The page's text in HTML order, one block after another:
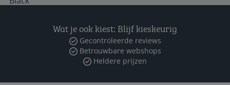
Wat je ook kiest: Blijf kieskeurig
Gecontroleerde reviews
Betrouwbare webshops
Heldere prijzen